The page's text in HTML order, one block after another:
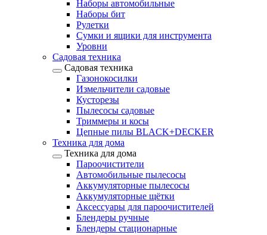
Наборы автомобильные
Наборы бит
Рулетки
Сумки и ящики для инструмента
Уровни
Садовая техника
Садовая техника
Газонокосилки
Измельчители садовые
Кусторезы
Пылесосы садовые
Триммеры и косы
Цепные пилы BLACK+DECKER
Техника для дома
Техника для дома
Пароочистители
Автомобильные пылесосы
Аккумуляторные пылесосы
Аккумуляторные щётки
Аксессуары для пароочистителей
Блендеры ручные
Блендеры стационарные